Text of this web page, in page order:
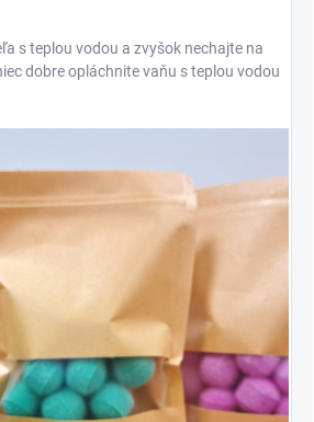
s teplou vodou a zvyšok nechajte na
dobre opláchnite vaňu s teplou vodou